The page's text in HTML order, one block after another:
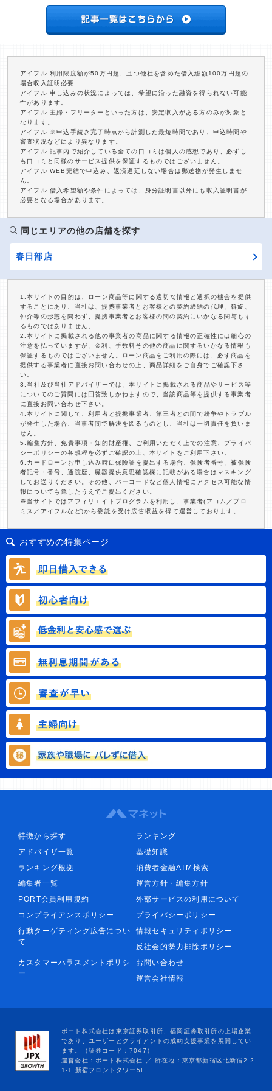
アイフル 利用限度額が50万円超、且つ他社を含めた借入総額100万円超の
場合収入証明必要
アイフル 申し込みの状況によっては、希望に沿った融資を得られない可能
性があります。
アイフル 主婦・フリーターといった方は、安定収入がある方のみが対象と
なります。
アイフル ※申込手続き完了時点から計測した最短時間であり、申込時間や
審査状況などにより異なります。
アイフル 記事内で紹介している全ての口コミは個人の感想であり、必ずし
も口コミと同様のサービス提供を保証するものではございません。
アイフル WEB完結で申込み、返済遅延しない場合は郵送物が発生しませ
ん。
アイフル 借入希望額や条件によっては、身分証明書以外にも収入証明書が
必要となる場合があります。
同じエリアの他の店舗を探す
春日部店
1.本サイトの目的は、ローン商品等に関する適切な情報と選択の機会を提供
することにあり、当社は、提携事業者とお客様との契約締結の代理、斡旋、
仲介等の形態を問わず、提携事業者とお客様の間の契約にいかなる関与もす
るものではありません。
2.本サイトに掲載される他の事業者の商品に関する情報の正確性には細心の
注意を払っていますが、金利、手数料その他の商品に関するいかなる情報も
保証するものではございません。ローン商品をご利用の際には、必ず商品を
提供する事業者に直接お問い合わせの上、商品詳細をご自身でご確認下さ
い。
3.当社及び当社アドバイザーでは、本サイトに掲載される商品やサービス等
についてのご質問には回答致しかねますので、当該商品等を提供する事業者
に直接お問い合わせ下さい。
4.本サイトに関して、利用者と提携事業者、第三者との間で紛争やトラブル
が発生した場合、当事者間で解決を図るものとし、当社は一切責任を負いま
せん。
5.編集方針、免責事項・知的財産権、ご利用いただく上での注意、プライバ
シーポリシーの各規程を必ずご確認の上、本サイトをご利用下さい。
6.カードローンお申し込み時に保険証を提出する場合、保険者番号、被保険
者記号・番号、通院歴、臓器提供意思確認欄に記載がある場合はマスキング
してお送りください。その他、バーコードなど個人情報にアクセス可能な情
報についても隠したうえでご提出ください。
※当サイトではアフィリエイトプログラムを利用し、事業者(アコム／プロ
ミス／アイフルなど)から委託を受け広告収益を得て運営しております。
おすすめの特集ページ
特徴から探す
ランキング
アドバイザ一覧
基礎知識
ランキング根拠
消費者金融ATM検索
編集者一覧
運営方針・編集方針
PORT会員利用規約
外部サービスの利用について
コンプライアンスポリシー
プライバシーポリシー
行動ターゲティング広告につい
て
情報セキュリティポリシー
反社会的勢力排除ポリシー
カスタマーハラスメントポリシ
ー
お問い合わせ
運営会社情報